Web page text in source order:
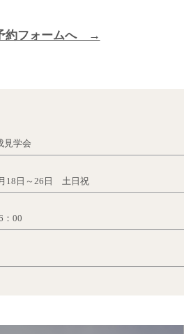
約フォームへ →
学会
日～26日 土日祝
00